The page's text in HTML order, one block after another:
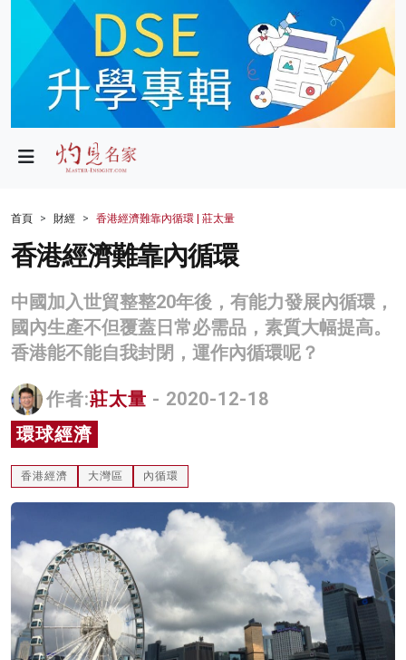
政局
財經
生活
商業
科技
影片
名家榜
灼見活動
關於我們
首頁 財經 香港經濟難靠內循環 | 莊太量
香港經濟難靠內循環
中國加入世貿整整20年後，有能力發展內循環，
國內生產不但覆蓋日常必需品，素質大幅提高。
香港能不能自我封閉，運作內循環呢？
作者:莊太量 - 2020-12-18
環球經濟
香港經濟 大灣區 內循環